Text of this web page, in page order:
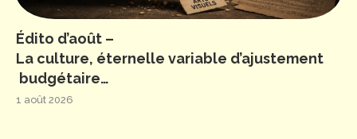
Édito d’août –
La culture, éternelle variable d’ajustement
budgétaire…
1 août 2026